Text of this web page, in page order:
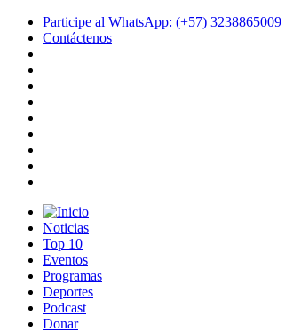
Participe al WhatsApp: (+57) 3238865009
Contáctenos
Noticias
Top 10
Eventos
Programas
Deportes
Podcast
Donar